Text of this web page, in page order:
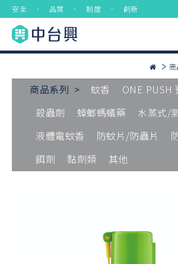
安全 ． 品質 ． 制度 ． 創新
商
商品系列 > 蚊香
ONE PUSH
殺蟲劑
蟑螂螞蟻藥
水蒸式/
液體電蚊香
防蚊片/防蟲片
餌劑
黏劑類 其他